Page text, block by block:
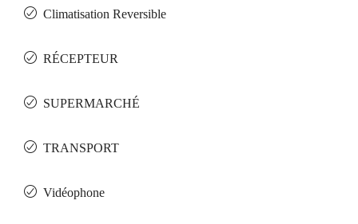
Climatisation Reversible
RÉCEPTEUR
SUPERMARCHÉ
TRANSPORT
Vidéophone